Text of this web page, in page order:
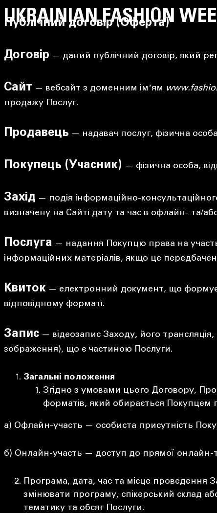
UKRAINIAN FASHION
Публічний договір (Оферта)
Договір — даний публічний договір, який
Сайт — вебсайт з доменним імʼям
продажу Послуг.
Продавець — надавач послуг, фізична
Покупець (Учасник) — фізична особа,
Захід — подія інформаційно-
визначену на Сайті дату та час в офлайн- та/
Послуга — надання Покупцю права на
інформаційних матеріалів, якщо це
Квиток — електронний документ, що
відповідному форматі.
Запис — відеозапис Заходу, його трансляція,
зображення), що є частиною Послуги.
Загальні положення
Згідно з умовами цього Договору,
форматів, який обирається Покупцем
а) Офлайн-участь — особиста присутність
б) Онлайн-участь — доступ до прямої онлайн-
Програма, дата, час та місце проведення
змінювати програму, спікерський склад
тематику та обсяг Послуги.